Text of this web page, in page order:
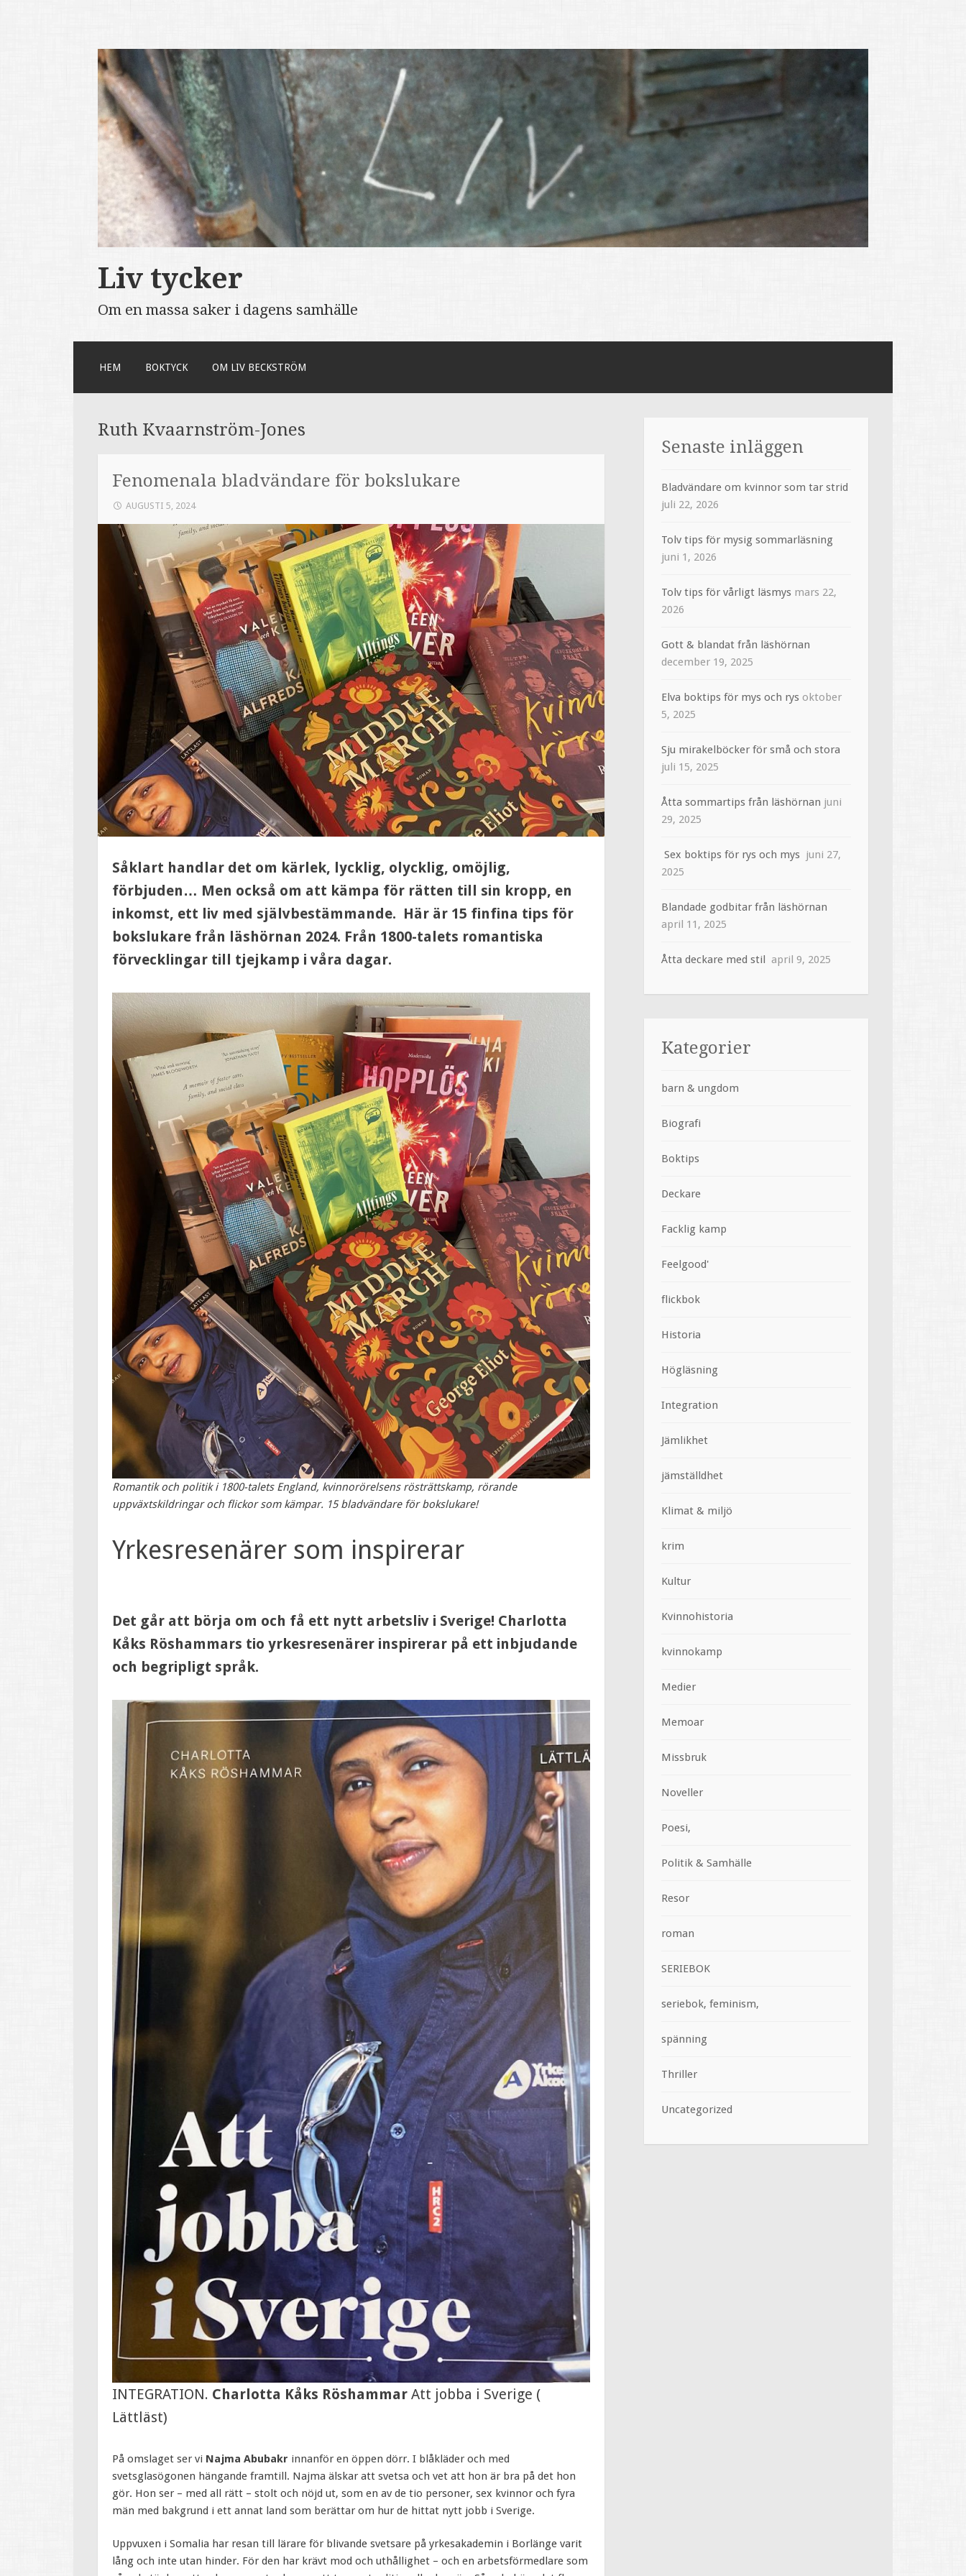
Liv tycker
Om en massa saker i dagens samhälle
CONTENT
HEM BOKTYCK OM LIV BECKSTRÖM
Ruth Kvaarnström-Jones
Fenomenala bladvändare för bokslukare
AUGUSTI 5, 2024
Såklart handlar det om kärlek, lycklig, olycklig, omöjlig,
förbjuden… Men också om att kämpa för rätten till sin kropp, en
inkomst, ett liv med självbestämmande. Här är 15 finfina tips för
bokslukare från läshörnan 2024. Från 1800-talets romantiska
förvecklingar till tjejkamp i våra dagar.
Romantik och politik i 1800-talets England, kvinnorörelsens rösträttskamp, rörande
uppväxtskildringar och flickor som kämpar. 15 bladvändare för bokslukare!
Yrkesresenärer som inspirerar
Det går att börja om och få ett nytt arbetsliv i Sverige! Charlotta
Kåks Röshammars tio yrkesresenärer inspirerar på ett inbjudande
och begripligt språk.
INTEGRATION. Charlotta Kåks Röshammar Att jobba i Sverige (
Lättläst)
På omslaget ser vi Najma Abubakr innanför en öppen dörr. I blåkläder och med
svetsglasögonen hängande framtill. Najma älskar att svetsa och vet att hon är bra på det hon
gör. Hon ser – med all rätt – stolt och nöjd ut, som en av de tio personer, sex kvinnor och fyra
män med bakgrund i ett annat land som berättar om hur de hittat nytt jobb i Sverige.
Uppvuxen i Somalia har resan till lärare för blivande svetsare på yrkesakademin i Borlänge varit
lång och inte utan hinder. För den har krävt mod och uthållighet – och en arbetsförmedlare som
Senaste inläggen
Bladvändare om kvinnor som tar strid
juli 22, 2026
Tolv tips för mysig sommarläsning
juni 1, 2026
Tolv tips för vårligt läsmys mars 22,
2026
Gott & blandat från läshörnan
december 19, 2025
Elva boktips för mys och rys oktober
5, 2025
Sju mirakelböcker för små och stora
juli 15, 2025
Åtta sommartips från läshörnan juni
29, 2025
Sex boktips för rys och mys juni 27,
2025
Blandade godbitar från läshörnan
april 11, 2025
Åtta deckare med stil april 9, 2025
Kategorier
barn & ungdom
Biografi
Boktips
Deckare
Facklig kamp
Feelgood'
flickbok
Historia
Högläsning
Integration
Jämlikhet
jämställdhet
Klimat & miljö
krim
Kultur
Kvinnohistoria
kvinnokamp
Medier
Memoar
Missbruk
Noveller
Poesi,
Politik & Samhälle
Resor
roman
SERIEBOK
seriebok, feminism,
spänning
Thriller
Uncategorized